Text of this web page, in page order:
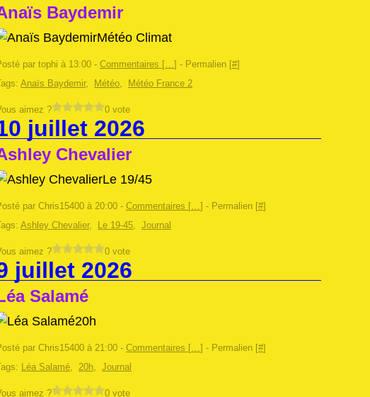
Baydemir
Météo Climat
par tophi à 13:00 - Commentaires […] - Permalien [#]
Anaïs Baydemir, Météo, Météo France 2
aimez ? 0 vote
juillet 2026
Chevalier
Le 19/45
par Chris15400 à 20:00 - Commentaires […] - Permalien [#]
Ashley Chevalier, Le 19-45, Journal
aimez ? 0 vote
juillet 2026
Salamé
20h
par Chris15400 à 21:00 - Commentaires […] - Permalien [#]
Léa Salamé, 20h, Journal
aimez ? 0 vote